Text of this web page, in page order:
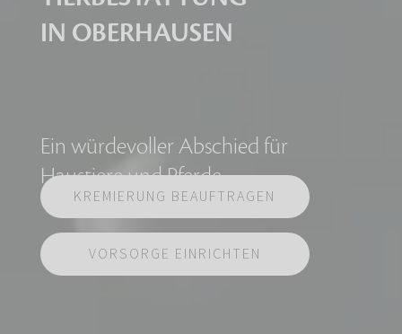
IN OBERHAUSEN
Ein würdevoller Abschied für
Haustiere und Pferde
KREMIERUNG BEAUFTRAGEN
VORSORGE EINRICHTEN